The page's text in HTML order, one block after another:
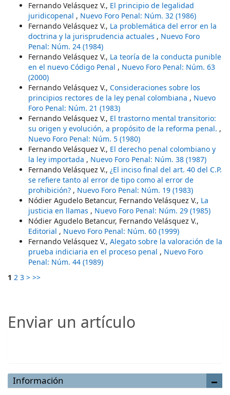
Fernando Velásquez V., El principio de legalidad
juridicopenal , Nuevo Foro Penal: Núm. 32 (1986)
Fernando Velásquez V., La problemática del error en la
doctrina y la jurisprudencia actuales , Nuevo Foro
Penal: Núm. 24 (1984)
Fernando Velásquez V., La teoría de la conducta punible
en el nuevo Código Penal , Nuevo Foro Penal: Núm. 63
(2000)
Fernando Velásquez V., Consideraciones sobre los
principios rectores de la ley penal colombiana , Nuevo
Foro Penal: Núm. 21 (1983)
Fernando Velásquez V., El trastorno mental transitorio:
su origen y evolución, a propósito de la reforma penal. ,
Nuevo Foro Penal: Núm. 5 (1980)
Fernando Velásquez V., El derecho penal colombiano y
la ley importada , Nuevo Foro Penal: Núm. 38 (1987)
Fernando Velásquez V., ¿El inciso final del art. 40 del C.P.
se refiere tanto al error de tipo como al error de
prohibición? , Nuevo Foro Penal: Núm. 19 (1983)
Nódier Agudelo Betancur, Fernando Velásquez V., La
justicia en llamas , Nuevo Foro Penal: Núm. 29 (1985)
Nódier Agudelo Betancur, Fernando Velásquez V.,
Editorial , Nuevo Foro Penal: Núm. 60 (1999)
Fernando Velásquez V., Alegato sobre la valoración de la
prueba indiciaria en el proceso penal , Nuevo Foro
Penal: Núm. 44 (1989)
1 2 3 > >>
Enviar un artículo
Información